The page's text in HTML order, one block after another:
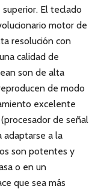
El teclado
motor de
resolución con
calidad de
son de alta
de modo
excelente
de señal
adaptarse a la
son potentes y
o en un
que sea más